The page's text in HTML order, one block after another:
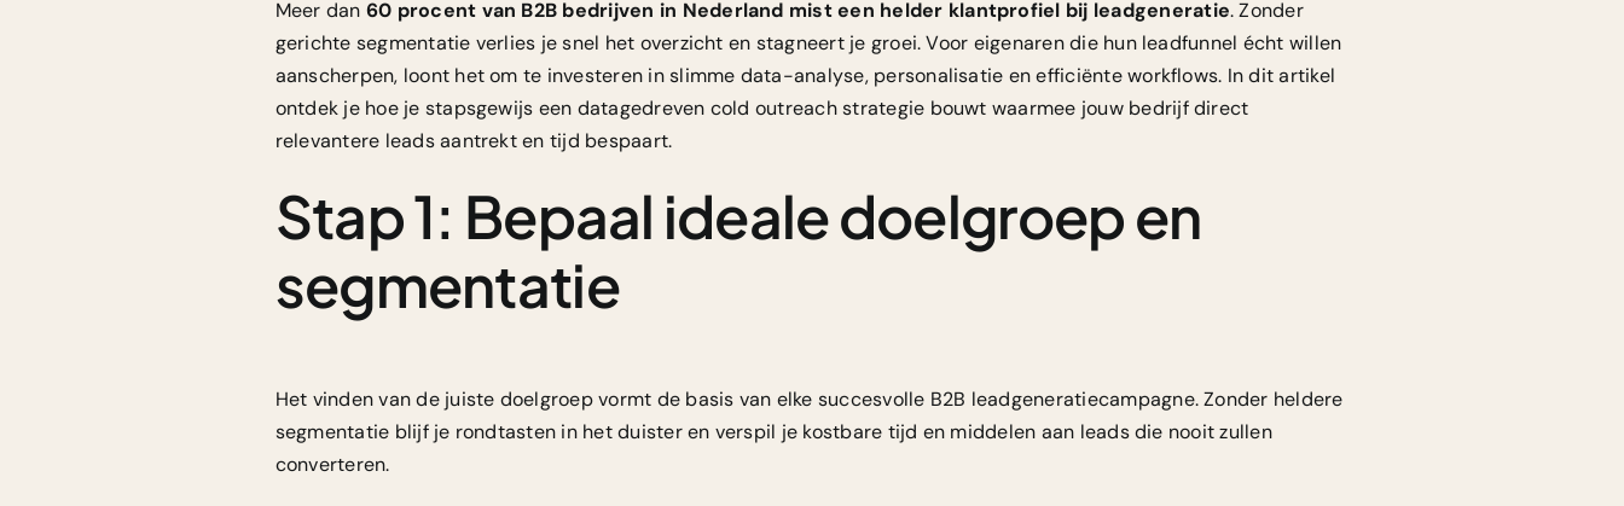
Meer dan 60 procent van B2B bedrijven in Nederland mist een helder klantprofiel bij leadgeneratie. Zonder
gerichte segmentatie verlies je snel het overzicht en stagneert je groei. Voor eigenaren die hun leadfunnel écht willen
aanscherpen, loont het om te investeren in slimme data-analyse, personalisatie en efficiënte workflows. In dit artikel
ontdek je hoe je stapsgewijs een datagedreven cold outreach strategie bouwt waarmee jouw bedrijf direct
relevantere leads aantrekt en tijd bespaart.
Stap 1: Bepaal ideale doelgroep en
segmentatie
Het vinden van de juiste doelgroep vormt de basis van elke succesvolle B2B leadgeneratiecampagne. Zonder heldere
segmentatie blijf je rondtasten in het duister en verspil je kostbare tijd en middelen aan leads die nooit zullen
converteren.